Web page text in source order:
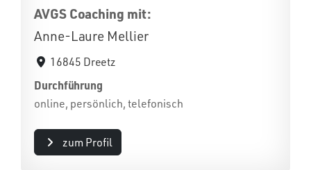
AVGS Coaching mit:
Anne-Laure Mellier
16845 Dreetz
Durchführung
online, persönlich, telefonisch
zum Profil